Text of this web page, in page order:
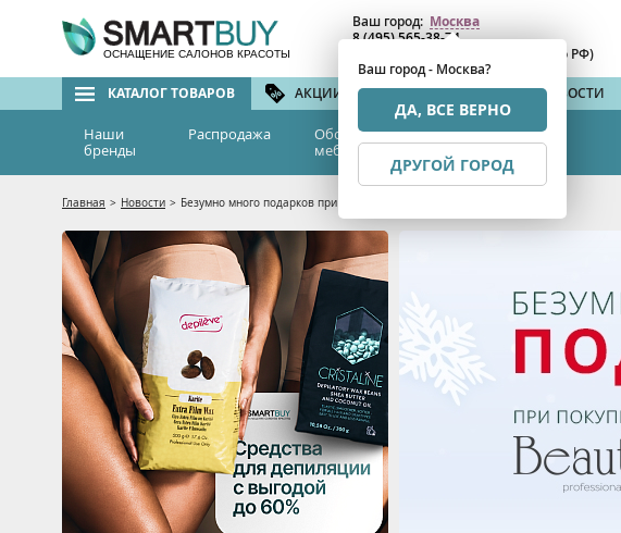
ОСНАЩЕНИЕ САЛОНОВ КРАСОТЫ
Ваш город: Москва
Ваш город - Москва?
ДА, ВСЕ ВЕРНО
ДРУГОЙ ГОРОД
8 (495) 565-38-74
(бесплатный по РФ)
КАТАЛОГ ТОВАРОВ АКЦИИ И СКИДКИ БРЕНДЫ НОВОСТИ
Наши
бренды
Распродажа
Оборудование и
мебель
Эстетическая
медицина
Главная > Новости > Безумно много подарков при покупке протоколов Beauty Style